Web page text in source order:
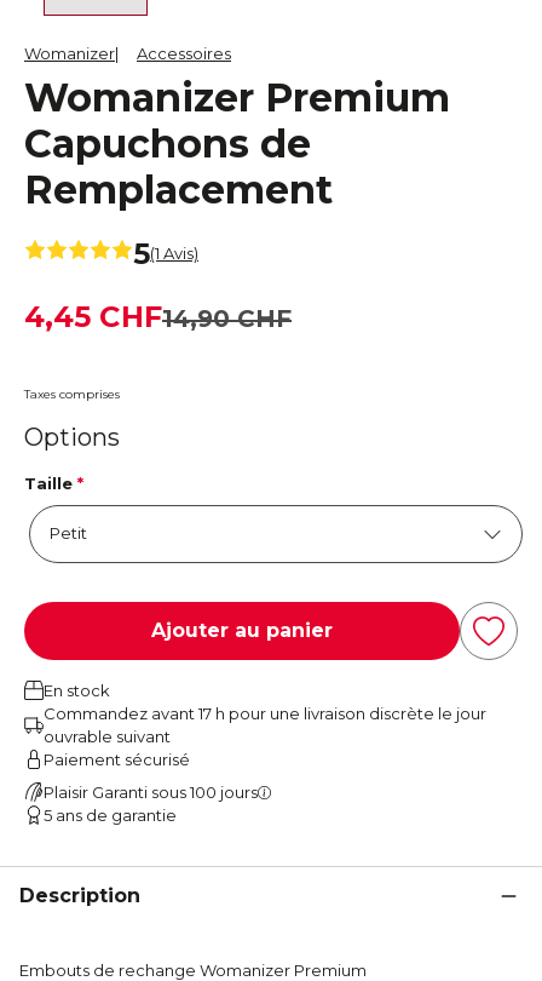
Womanizer Accessoires
Womanizer Premium
Capuchons de
Remplacement
5(1 Avis)
14,90 CHF
4,45 CHF
Taxes comprises
Options
Taille *
Ajouter au panier
En stock
Commandez avant 17 h pour une livraison discrète le jour
ouvrable suivant
Paiement sécurisé
Plaisir Garanti sous 100 jours
5 ans de garantie
Description
Embouts de rechange Womanizer Premium